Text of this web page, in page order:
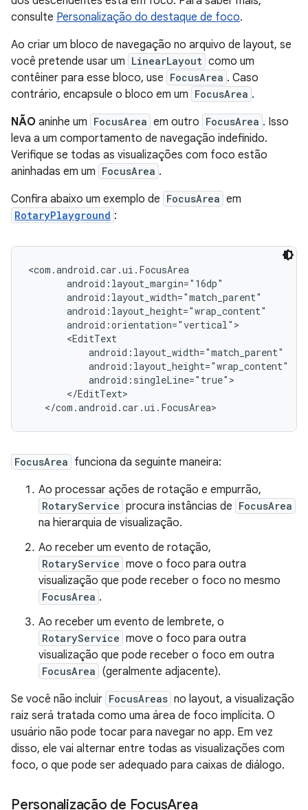
consulte Personalização do destaque de foco.
Ao criar um bloco de navegação no arquivo de layout, se
você pretende usar um LinearLayout como um
contêiner para esse bloco, use FocusArea . Caso
contrário, encapsule o bloco em um FocusArea .
NÃO aninhe um FocusArea em outro FocusArea . Isso
leva a um comportamento de navegação indefinido.
Verifique se todas as visualizações com foco estão
aninhadas em um FocusArea .
Confira abaixo um exemplo de FocusArea em
RotaryPlayground :
<com.android.car.ui.FocusArea
       android:layout_margin="16dp"
       android:layout_width="match_parent"
       android:layout_height="wrap_content"
       android:orientation="vertical">
       <EditText
           android:layout_width="match_parent"
           android:layout_height="wrap_content"
           android:singleLine="true">
       </EditText>
FocusArea funciona da seguinte maneira:
Ao processar ações de rotação e empurrão,
RotaryService procura instâncias de FocusArea
na hierarquia de visualização.
Ao receber um evento de rotação,
RotaryService move o foco para outra
visualização que pode receber o foco no mesmo
FocusArea .
Ao receber um evento de lembrete, o
RotaryService move o foco para outra
visualização que pode receber o foco em outra
FocusArea (geralmente adjacente).
Se você não incluir FocusAreas no layout, a visualização
raiz será tratada como uma área de foco implícita. O
usuário não pode tocar para navegar no app. Em vez
disso, ele vai alternar entre todas as visualizações com
foco, o que pode ser adequado para caixas de diálogo.
Personalização de FocusArea